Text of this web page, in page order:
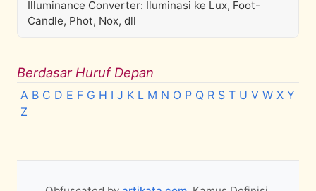
Illuminance Converter: Iluminasi ke Lux, Foot-
Candle, Phot, Nox, dll
Berdasar Huruf Depan
A B C D E F G H I J K L M N O P Q R S T U V W X Y
Z